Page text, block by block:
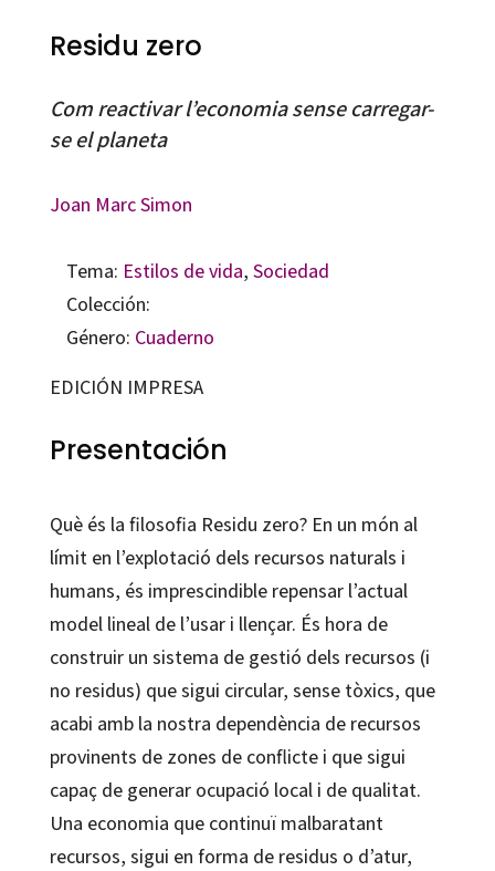
Residu zero
Com reactivar l’economia sense carregar-
se el planeta
Joan Marc Simon
Tema: Estilos de vida, Sociedad
Colección:
Género: Cuaderno
EDICIÓN IMPRESA
Presentación
Què és la filosofia Residu zero? En un món al
límit en l’explotació dels recursos naturals i
humans, és imprescindible repensar l’actual
model lineal de l’usar i llençar. És hora de
construir un sistema de gestió dels recursos (i
no residus) que sigui circular, sense tòxics, que
acabi amb la nostra dependència de recursos
provinents de zones de conflicte i que sigui
capaç de generar ocupació local i de qualitat.
Una economia que continuï malbaratant
recursos, sigui en forma de residus o d’atur,